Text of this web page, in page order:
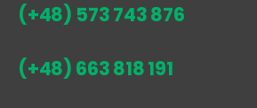
(+48) 573 743 876
(+48) 663 818 191